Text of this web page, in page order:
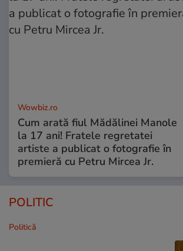
Wowbiz.ro
Cum arată fiul Mădălinei Manole
la 17 ani! Fratele regretatei
artiste a publicat o fotografie în
premieră cu Petru Mircea Jr.
POLITIC
Politică